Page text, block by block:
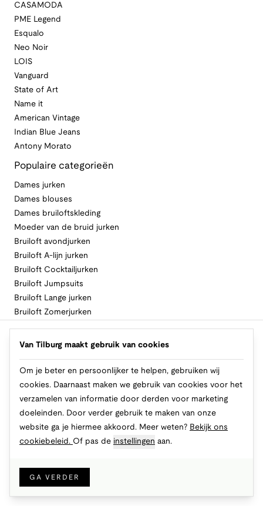
CASAMODA
PME Legend
Esqualo
Neo Noir
LOIS
Vanguard
State of Art
Name it
American Vintage
Indian Blue Jeans
Antony Morato
Populaire categorieën
Dames jurken
Dames blouses
Dames bruiloftskleding
Moeder van de bruid jurken
Bruiloft avondjurken
Bruiloft A-lijn jurken
Bruiloft Cocktailjurken
Bruiloft Jumpsuits
Bruiloft Lange jurken
Bruiloft Zomerjurken
Volg Van Tilburg
Cookies
Van Tilburg maakt gebruik van cookies
Om je beter en persoonlijker te helpen, gebruiken wij
cookies. Daarnaast maken we gebruik van cookies voor het
verzamelen van informatie door derden voor marketing
doeleinden. Door verder gebruik te maken van onze
website ga je hiermee akkoord. Meer weten? Bekijk ons
cookiebeleid. Of pas de instellingen aan.
GA VERDER